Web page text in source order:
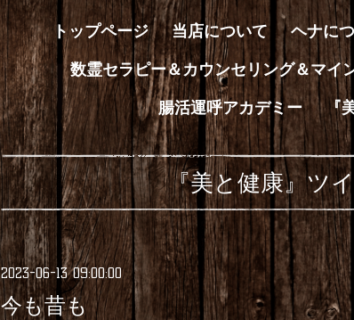
トップページ 当店について ヘナに
数霊セラピー＆カウンセリング＆マイ
腸活運呼アカデミー
『
『美と健康』ツ
2023-06-13 09:00:00
今も昔も